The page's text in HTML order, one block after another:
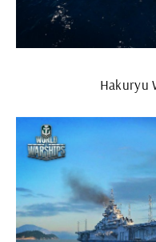
Hakuryu